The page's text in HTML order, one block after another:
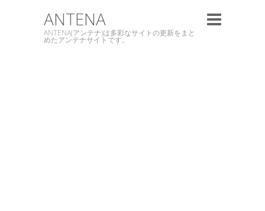
ANTENA
ANTENA(アンテナ)は多彩なサイトの更新をまと
めたアンテナサイトです。